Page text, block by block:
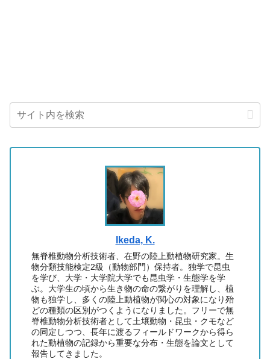
Ikeda, K.
無脊椎動物分析技術者、在野の陸上動植物研究家。生
物分類技能検定2級（動物部門）保持者。独学で昆虫
を学び、大学・大学院大学でも昆虫学・生態学を学
ぶ。大学生の頃から生き物の命の繋がりを理解し、植
物も独学し、多くの陸上動植物が関心の対象になり殆
どの種類の区別がつくようになりました。フリーで無
脊椎動物分析技術者として土壌動物・昆虫・クモなど
の同定しつつ、長年に渡るフィールドワークから得ら
れた動植物の記録から重要な分布・生態を論文として
報告してきました。